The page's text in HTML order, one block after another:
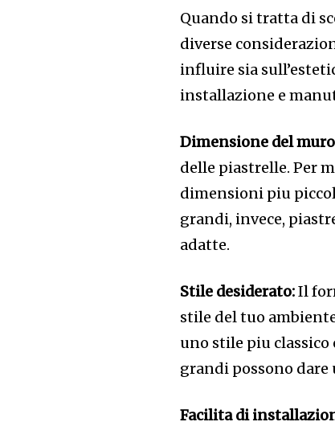
Quando si tratta di
diverse
influire sia
installazione e
Dimensione del
delle piastrelle. Per
dimensioni piu
grandi, invece,
adatte.
Stile desiderato:Il
stile del tuo
uno stile piu
grandi possono dare
Facilita di